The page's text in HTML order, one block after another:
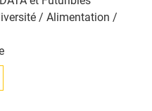
/ Alimentation /